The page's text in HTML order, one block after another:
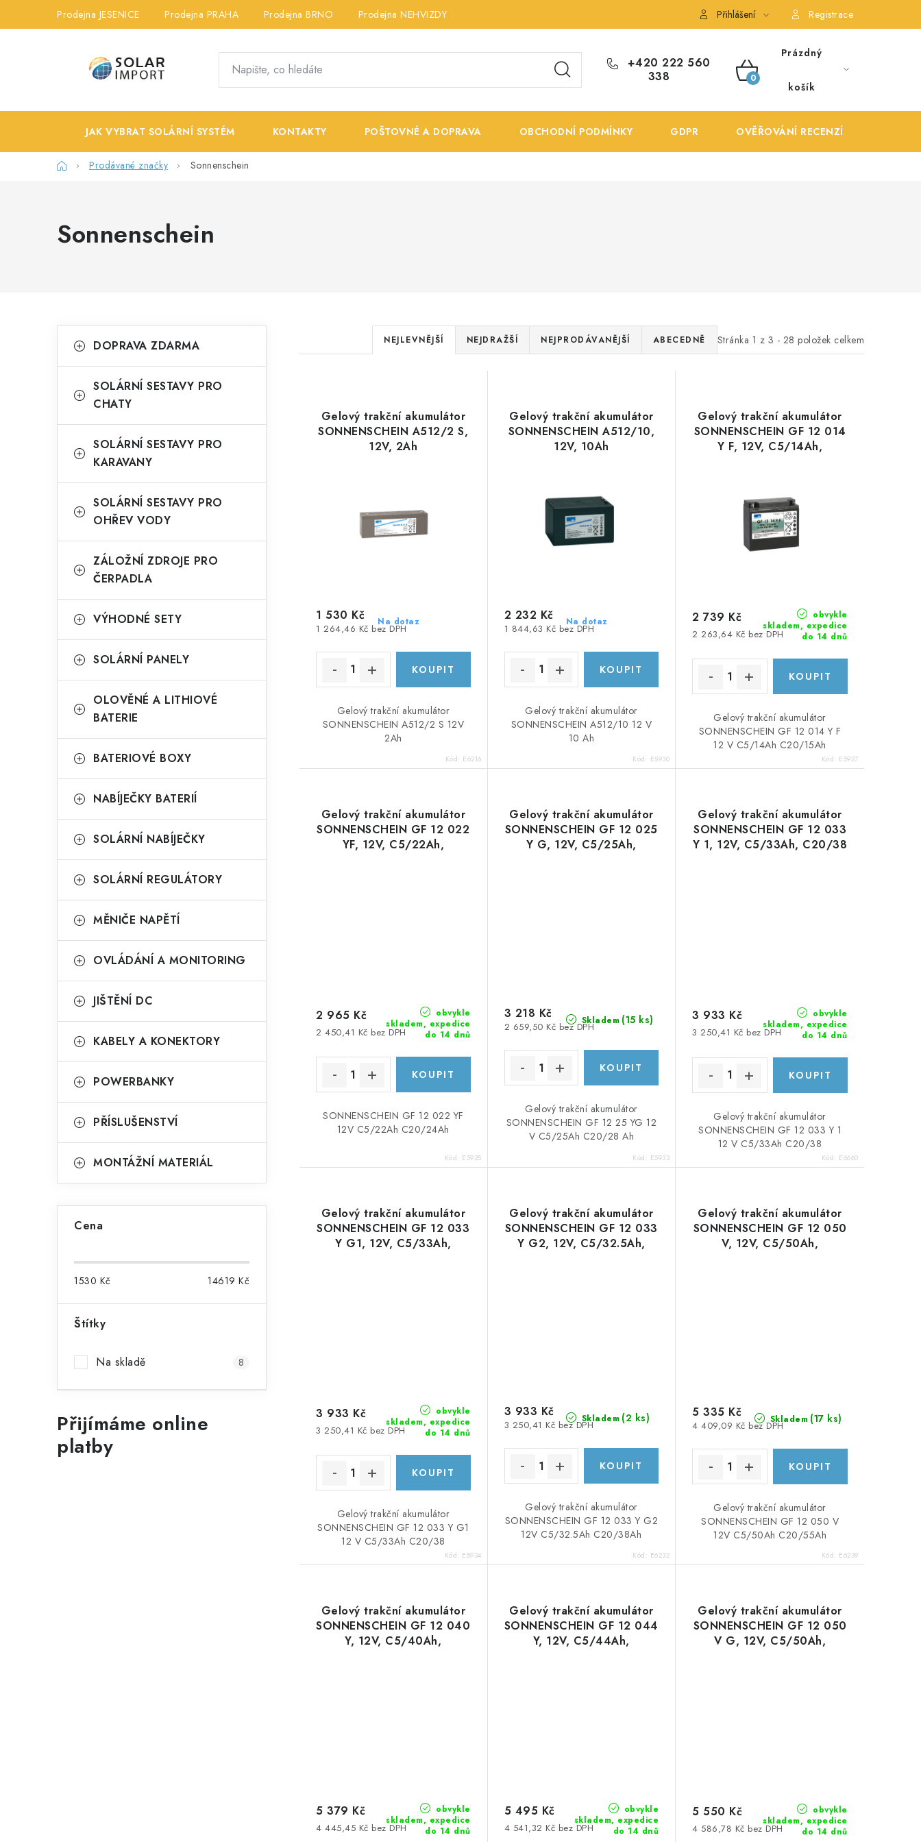
Prodejna JESENICE Prodejna PRAHA Prodejna BRNO Prodejna NEHVIZDY POŠTOVNÉ A DOPRAVA OBCHODNÍ PODMÍNKY
Přihlášení Registrace
+420 222 560
338
NÁKUPNÍ
Prázdný
košík
JAK VYBRAT SOLÁRNÍ SYSTÉM KONTAKTY POŠTOVNÉ A DOPRAVA OBCHODNÍ PODMÍNKY GDPR OVĚŘOVÁNÍ RECENZÍ
DomůProdávané značky Sonnenschein
Sonnenschein
o
t
í
a
e
l
kategorie
a
g
DOPRAVA ZDARMA
SOLÁRNÍ SESTAVY PRO
CHATY
SOLÁRNÍ SESTAVY PRO
KARAVANY
SOLÁRNÍ SESTAVY PRO
OHŘEV VODY
ZÁLOŽNÍ ZDROJE PRO
ČERPADLA
VÝHODNÉ SETY
SOLÁRNÍ PANELY
OLOVĚNÉ A LITHIOVÉ
BATERIE
BATERIOVÉ BOXY
NABÍJEČKY BATERIÍ
SOLÁRNÍ NABÍJEČKY
SOLÁRNÍ REGULÁTORY
MĚNIČE NAPĚTÍ
OVLÁDÁNÍ A MONITORING
JIŠTĚNÍ DC
KABELY A KONEKTORY
POWERBANKY
PŘÍSLUŠENSTVÍ
MONTÁŽNÍ MATERIÁL
Cena
1530 Kč 14619 Kč
Štítky
Na skladě 8
Přijímáme online
platby
Stránka 1 z 3 - 28 položek celkem
Ř
a
e
n
r
o
k
t
ů
NEJLEVNĚJŠÍ NEJDRAŽŠÍ NEJPRODÁVANĚJŠÍ ABECEDNĚ
Gelový trakční akumulátor
SONNENSCHEIN A512/2 S,
12V, 2Ah
Na dotaz
1 264,46 Kč bez DPH
1 530 Kč
Gelový trakční akumulátor
SONNENSCHEIN A512/2 S 12V
2Ah
Kód: E6216
Gelový trakční akumulátor
SONNENSCHEIN A512/10,
12V, 10Ah
Na dotaz
1 844,63 Kč bez DPH
2 232 Kč
Gelový trakční akumulátor
SONNENSCHEIN A512/10 12 V
10 Ah
Kód: E5930
Gelový trakční akumulátor
SONNENSCHEIN GF 12 014
Y F, 12V, C5/14Ah,
obvykle
skladem, expedice
do 14 dnů
2 263,64 Kč bez DPH
2 739 Kč
Gelový trakční akumulátor
SONNENSCHEIN GF 12 014 Y F
12 V C5/14Ah C20/15Ah
Kód: E5927
Gelový trakční akumulátor
SONNENSCHEIN GF 12 022
YF, 12V, C5/22Ah,
obvykle
skladem, expedice
do 14 dnů
2 450,41 Kč bez DPH
2 965 Kč
SONNENSCHEIN GF 12 022 YF
12V C5/22Ah C20/24Ah
Kód: E5928
Gelový trakční akumulátor
SONNENSCHEIN GF 12 025
Y G, 12V, C5/25Ah,
Skladem (15 ks)
2 659,50 Kč bez DPH
3 218 Kč
Gelový trakční akumulátor
SONNENSCHEIN GF 12 25 YG 12
V C5/25Ah C20/28 Ah
Kód: E5933
Gelový trakční akumulátor
SONNENSCHEIN GF 12 033
Y 1, 12V, C5/33Ah, C20/38
obvykle
skladem, expedice
do 14 dnů
3 250,41 Kč bez DPH
3 933 Kč
Gelový trakční akumulátor
SONNENSCHEIN GF 12 033 Y 1
12 V C5/33Ah C20/38
Kód: E6660
Gelový trakční akumulátor
SONNENSCHEIN GF 12 033
Y G1, 12V, C5/33Ah,
obvykle
skladem, expedice
do 14 dnů
3 250,41 Kč bez DPH
3 933 Kč
Gelový trakční akumulátor
SONNENSCHEIN GF 12 033 Y G1
12 V C5/33Ah C20/38
Kód: E5934
Gelový trakční akumulátor
SONNENSCHEIN GF 12 033
Y G2, 12V, C5/32.5Ah,
Skladem (2 ks)
3 250,41 Kč bez DPH
3 933 Kč
Gelový trakční akumulátor
SONNENSCHEIN GF 12 033 Y G2
12V C5/32.5Ah C20/38Ah
Kód: E6232
Gelový trakční akumulátor
SONNENSCHEIN GF 12 050
V, 12V, C5/50Ah,
Skladem (17 ks)
4 409,09 Kč bez DPH
5 335 Kč
Gelový trakční akumulátor
SONNENSCHEIN GF 12 050 V
12V C5/50Ah C20/55Ah
Kód: E6239
Gelový trakční akumulátor
SONNENSCHEIN GF 12 040
Y, 12V, C5/40Ah,
obvykle
skladem, expedice
do 14 dnů
4 445,45 Kč bez DPH
5 379 Kč
Gelový trakční akumulátor
SONNENSCHEIN GF 12 044
Y, 12V, C5/44Ah,
obvykle
skladem, expedice
do 14 dnů
4 541,32 Kč bez DPH
5 495 Kč
Gelový trakční akumulátor
SONNENSCHEIN GF 12 050
V G, 12V, C5/50Ah,
obvykle
skladem, expedice
do 14 dnů
4 586,78 Kč bez DPH
5 550 Kč